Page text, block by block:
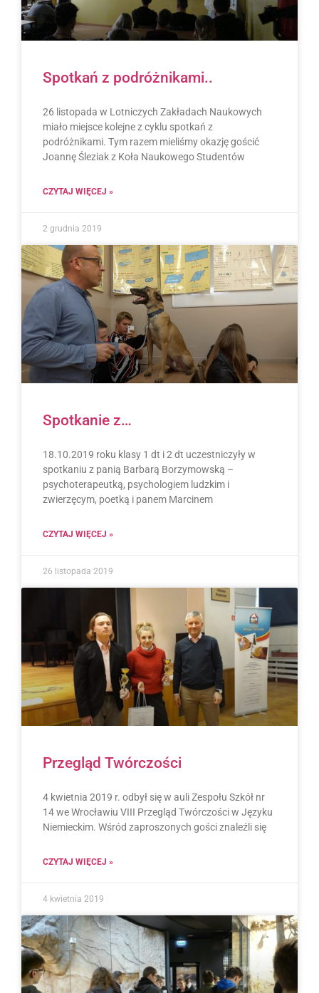
Spotkań z podróżnikami..
26 listopada w Lotniczych Zakładach Naukowych
miało miejsce kolejne z cyklu spotkań z
podróżnikami. Tym razem mieliśmy okazję gościć
Joannę Śleziak z Koła Naukowego Studentów
CZYTAJ WIĘCEJ »
2 grudnia 2019
Spotkanie z…
18.10.2019 roku klasy 1 dt i 2 dt uczestniczyły w
spotkaniu z panią Barbarą Borzymowską –
psychoterapeutką, psychologiem ludzkim i
zwierzęcym, poetką i panem Marcinem
CZYTAJ WIĘCEJ »
26 listopada 2019
Przegląd Twórczości
4 kwietnia 2019 r. odbył się w auli Zespołu Szkół nr
14 we Wrocławiu VIII Przegląd Twórczości w Języku
Niemieckim. Wśród zaproszonych gości znaleźli się
CZYTAJ WIĘCEJ »
4 kwietnia 2019